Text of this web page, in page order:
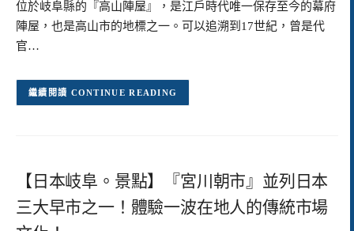
位於岐阜縣的『高山陣屋』，是江戶時代唯一保存至今的幕府
陣屋，也是高山市的地標之一。可以追溯到17世紀，曾是代
官…
CONTINUE READING
【日本岐阜。景點】『宮川朝市』並列日本
三大早市之一！體驗一波在地人的傳統市場